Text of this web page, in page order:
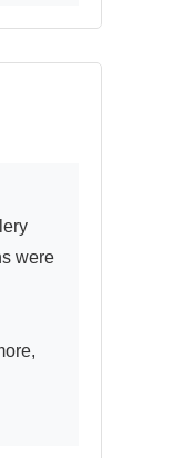
were